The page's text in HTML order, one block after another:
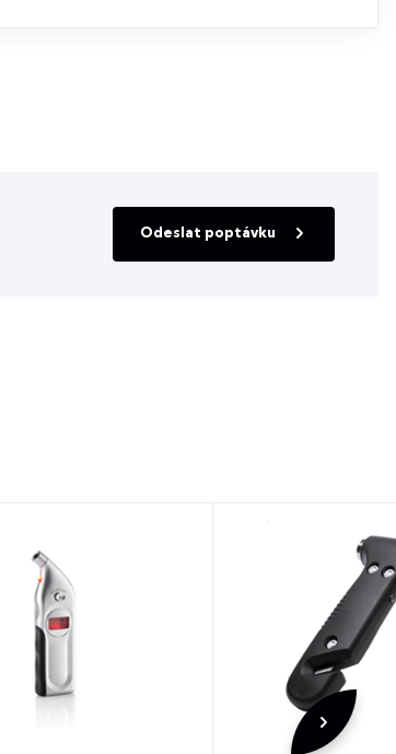
Odeslat poptávku